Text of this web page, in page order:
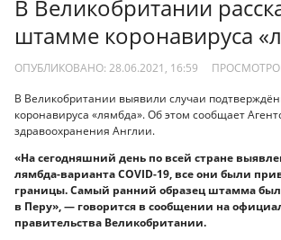
В Великобритании
штамме коронавируса
ОПУБЛИКОВАНО: 28.06.2021, 16:59
В Великобритании выявили случаи
коронавируса «лямбда». Об этом сообщает
здравоохранения Англии.
«На сегодняшний день по всей стране
лямбда-варианта COVID-19, все они были
границы. Самый ранний образец штамма был
в Перу», — говорится в сообщении на
правительства Великобритании.